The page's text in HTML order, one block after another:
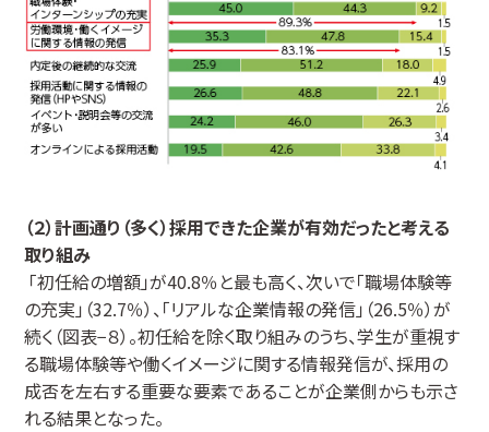
（２）計画通り（多く）採用できた企業が有効だったと考える
取り組み
「初任給の増額」が40.8％と最も高く、次いで「職場体験等
の充実」（32.7％）、「リアルな企業情報の発信」（26.5％）が
続く（図表−８）。初任給を除く取り組みのうち、学生が重視す
る職場体験等や働くイメージに関する情報発信が、採用の
成否を左右する重要な要素であることが企業側からも示さ
れる結果となった。